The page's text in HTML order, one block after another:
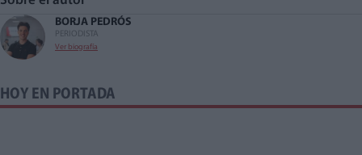
BORJA PEDRÓS
PERIODISTA
Ver biografía
HOY EN PORTADA